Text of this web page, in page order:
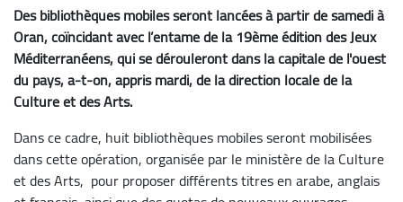
Des bibliothèques mobiles seront lancées à partir de samedi à
Oran, coïncidant avec l’entame de la 19ème édition des Jeux
Méditerranéens, qui se dérouleront dans la capitale de l'ouest
du pays, a-t-on, appris mardi, de la direction locale de la
Culture et des Arts.
Dans ce cadre, huit bibliothèques mobiles seront mobilisées
dans cette opération, organisée par le ministère de la Culture
et des Arts, pour proposer différents titres en arabe, anglais